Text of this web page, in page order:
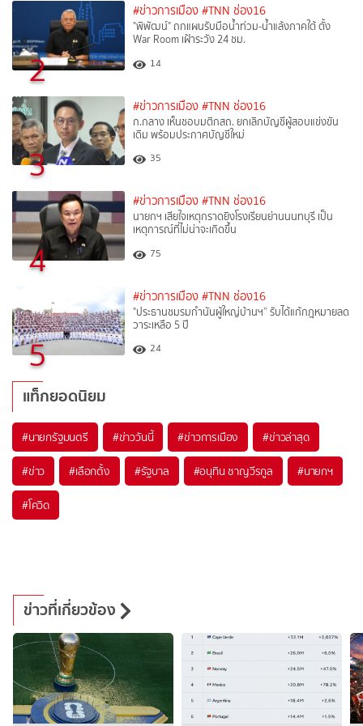
2
#ข่าวการเมือง #TNN ช่อง16
"พิพัฒน์" ถกแผนรับมือน้ำท่วม-น้ำแล้งภาคใต้ ตั้ง
War Room เฝ้าระวัง 24 ชม.
14
3
#ข่าวการเมือง #TNN ช่อง16
ก.กลาง เห็นชอบมติกสถ. ยกเลิกบัญชีผู้สอบแข่งขัน
เดิม พร้อมประกาศบัญชีใหม่
35
4
#ข่าวการเมือง #TNN ช่อง16
นายกฯ เสียใจเหตุกราดยิงโรงเรียนย่านนนทบุรี เป็น
เหตุการณ์ที่ไม่น่าจะเกิดขึ้น
75
5
#ข่าวการเมือง #TNN ช่อง16
"ประธานชมรมกำนันผู้ใหญ่บ้านฯ” รับได้แก้กฎหมายลด
วาระเหลือ 5 ปี
24
แท็กยอดนิยม
#นายกรัฐมนตรี #ข่าววันนี้ #ข่าวการเมือง #ข่าวล่าสุด
#ข่าว #เลือกตั้ง #รัฐบาล #อนุทิน ชาญวีรกูล #นายกฯ
#โควิด
ข่าวที่เกี่ยวข้อง